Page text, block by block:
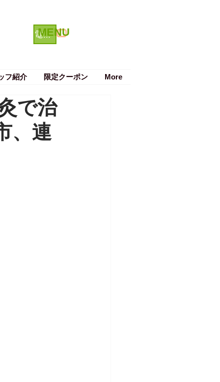
電話で予約する クーポン
MENU
フ紹介 限定クーポン More
で治
、連